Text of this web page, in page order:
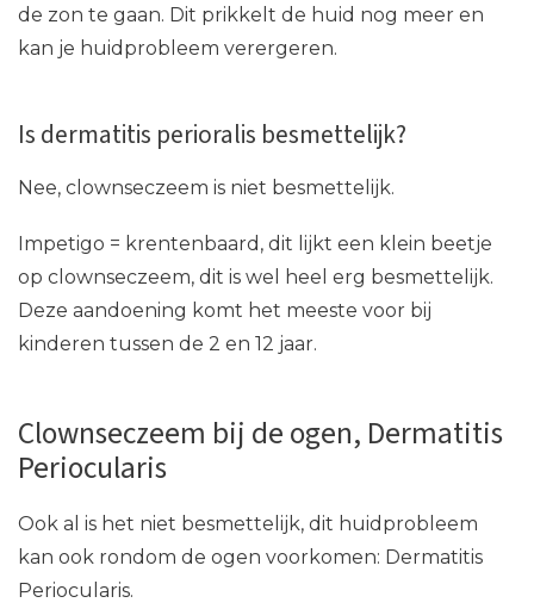
de zon te gaan. Dit prikkelt de huid nog meer en
kan je huidprobleem verergeren.
Is dermatitis perioralis besmettelijk?
Nee, clownseczeem is niet besmettelijk.
Impetigo = krentenbaard, dit lijkt een klein beetje
op clownseczeem, dit is wel heel erg besmettelijk.
Deze aandoening komt het meeste voor bij
kinderen tussen de 2 en 12 jaar.
Clownseczeem bij de ogen, Dermatitis
Periocularis
Ook al is het niet besmettelijk, dit huidprobleem
kan ook rondom de ogen voorkomen: Dermatitis
Periocularis.